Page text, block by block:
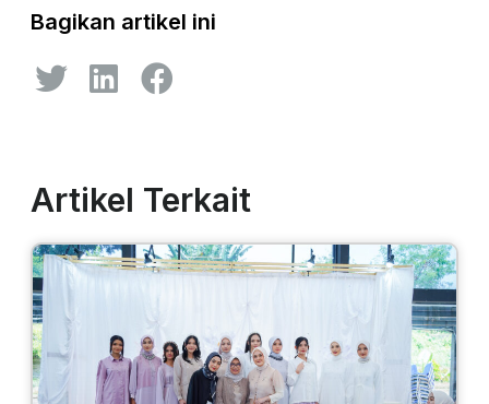
Bagikan artikel ini
Artikel Terkait